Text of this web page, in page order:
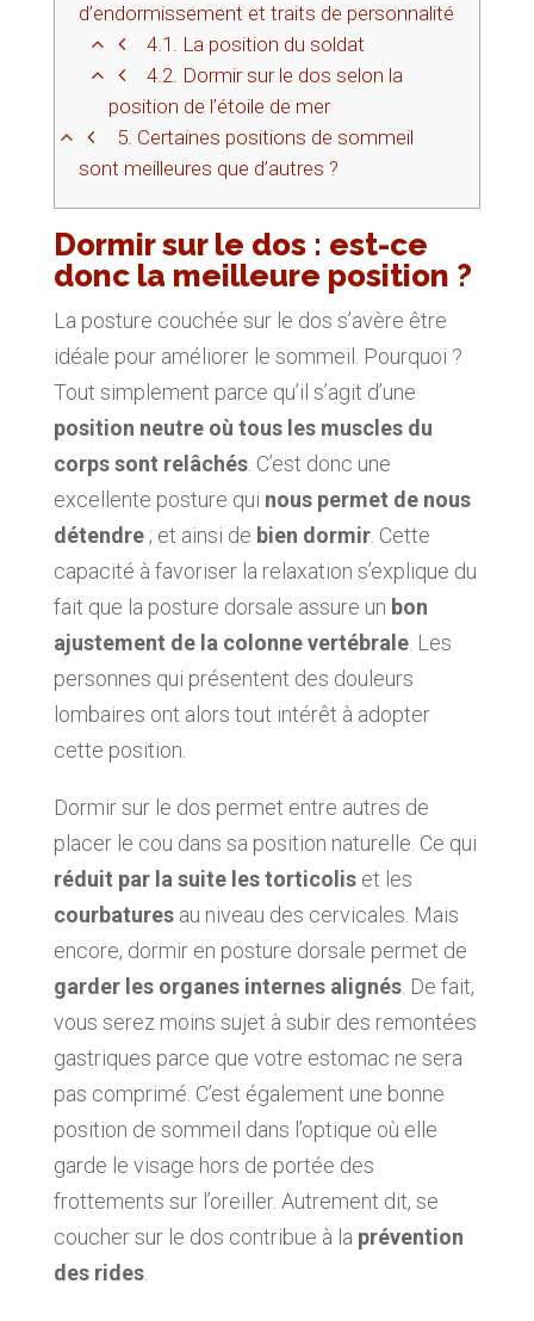
d’endormissement et traits de personnalité
4.1. La position du soldat
4.2. Dormir sur le dos selon la
position de l’étoile de mer
5. Certaines positions de sommeil
sont meilleures que d’autres ?
Dormir sur le dos : est-ce
donc la meilleure position ?
La posture couchée sur le dos s’avère être
idéale pour améliorer le sommeil. Pourquoi ?
Tout simplement parce qu’il s’agit d’une
position neutre où tous les muscles du
corps sont relâchés. C’est donc une
excellente posture qui nous permet de nous
détendre; et ainsi de bien dormir. Cette
capacité à favoriser la relaxation s’explique du
fait que la posture dorsale assure un bon
ajustement de la colonne vertébrale. Les
personnes qui présentent des douleurs
lombaires ont alors tout intérêt à adopter
cette position.
Dormir sur le dos permet entre autres de
placer le cou dans sa position naturelle. Ce qui
réduit par la suite les torticoliset les
courbaturesau niveau des cervicales. Mais
encore, dormir en posture dorsale permet de
garder les organes internes alignés. De fait,
vous serez moins sujet à subir des remontées
gastriques parce que votre estomac ne sera
pas comprimé. C’est également une bonne
position de sommeil dans l’optique où elle
garde le visage hors de portée des
frottements sur l’oreiller. Autrement dit, se
coucher sur le dos contribue à la prévention
des rides.